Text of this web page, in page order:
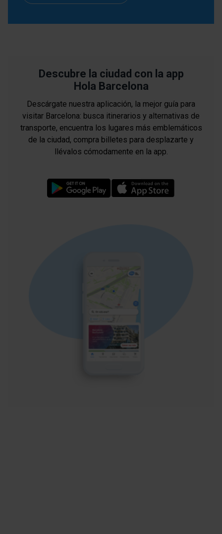
Descubre la ciudad con la app
Hola Barcelona
Descárgate nuestra aplicación, la mejor guía para
visitar Barcelona: busca itinerarios y alternativas de
transporte, encuentra los lugares más emblemáticos
de la ciudad, compra billetes para desplazarte y
llévalos cómodamente en la app.